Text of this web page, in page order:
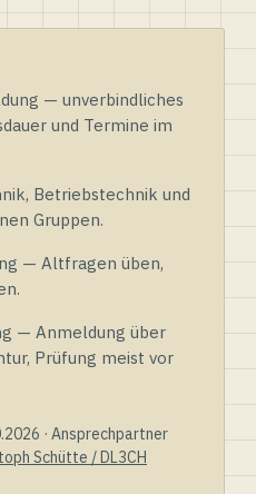
— unverbindliches
und Termine im
Betriebstechnik und
Gruppen.
— Altfragen üben,
— Anmeldung über
Prüfung meist vor
· Ansprechpartner
Schütte / DL3CH